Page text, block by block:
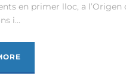
en primer lloc, a l’Origen
i...